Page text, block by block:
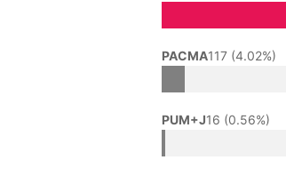
PACMA117 (4.02%)
PUM+J16 (0.56%)